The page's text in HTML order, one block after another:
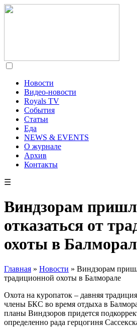
Новости
Видео-новости
Royals TV
События
Статьи
Еда
NEWS & EVENTS
О журнале
Архив
Контакты
☰
Виндзорам
отказаться от
охоты в
Главная » Новости » Виндзорам
традиционной охоты в Балморале
Охота на куропаток – давняя
члены БКС во время отдыха в
планы Виндзоров придется
определенно рада герцогиня